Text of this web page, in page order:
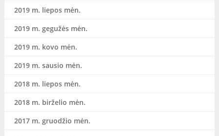
2019 m. liepos mėn.
2019 m. gegužės mėn.
2019 m. kovo mėn.
2019 m. sausio mėn.
2018 m. liepos mėn.
2018 m. birželio mėn.
2017 m. gruodžio mėn.